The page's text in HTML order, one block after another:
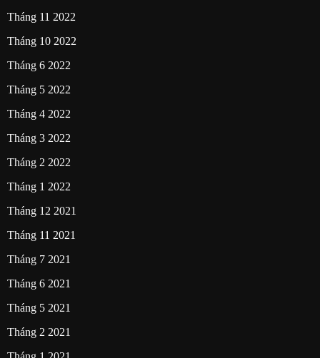
Tháng 11 2022
Tháng 10 2022
Tháng 6 2022
Tháng 5 2022
Tháng 4 2022
Tháng 3 2022
Tháng 2 2022
Tháng 1 2022
Tháng 12 2021
Tháng 11 2021
Tháng 7 2021
Tháng 6 2021
Tháng 5 2021
Tháng 2 2021